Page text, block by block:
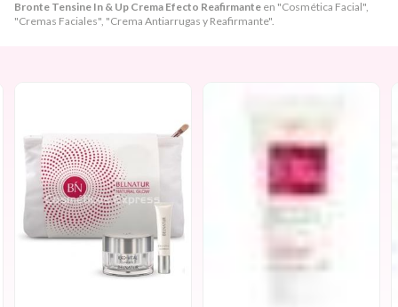
Bronte Tensine In & Up Crema Efecto Reafirmante en "Cosmética Facial",
"Cremas Faciales", "Crema Antiarrugas y Reafirmante".